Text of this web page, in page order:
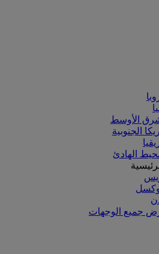
الأوسط
الجنوبية
الهادئ
جميع الوجهات